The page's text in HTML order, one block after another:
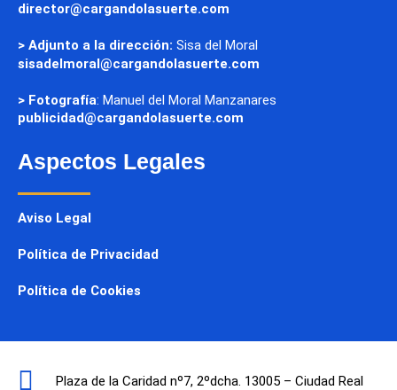
director@cargandolasuerte.com
> Adjunto a la dirección: Sisa del Moral
sisadelmoral@cargandolasuerte.com
> Fotografía: Manuel del Moral Manzanares
publicidad@cargandolasuerte.com
Aspectos Legales
Aviso Legal
Política de Privacidad
Política de Cookies
Plaza de la Caridad nº7, 2ºdcha. 13005 – Ciudad Real